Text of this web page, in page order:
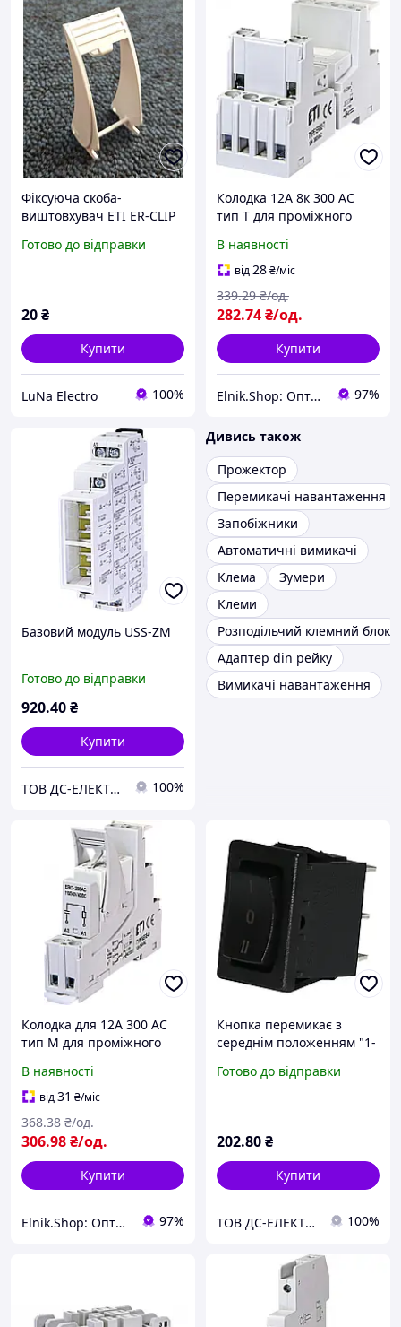
Фіксуюча скоба-
виштовхувач ETI ER-CLIP
Готово до відправки
20₴
Купити
LuNa Electro 100%
Колодка 12А 8к 300 AC
тип Т для проміжного
ERB2-T ETI
В наявності
від28₴/міс
282.74₴/од.
339.29 ₴/од.
Купити
Elnik.Shop: Оптово-роздрібна компанія 97%
Базовий модуль USS-ZM
Готово до відправки
920.40₴
Купити
ТОВ ДС-ЕЛЕКТРО 100%
Дивись також
Прожектор
Перемикачі навантаження
Запобіжники
Автоматичні вимикачі
Клема
Зумери
Клеми
Розподільчий клемний блок
Адаптер din рейку
Вимикачі навантаження
Колодка для 12А 300 АС
тип M для проміжного
MERB-M ETI
В наявності
від31 ₴/міс
306.98₴/од.
368.38 ₴/од.
Купити
Elnik.Shop: Оптово-роздрібна компанія 97%
Кнопка перемикає з
середнім положенням "1-
Готово до відправки
202.80₴
Купити
ТОВ ДС-ЕЛЕКТРО 100%